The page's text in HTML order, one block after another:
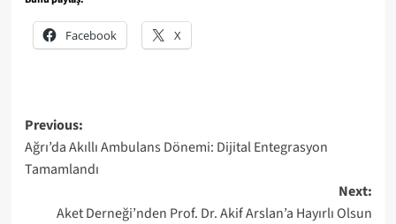
Facebook X
Post
navigation
Previous:
Ağrı’da Akıllı Ambulans Dönemi: Dijital Entegrasyon
Tamamlandı
Next:
Aket Derneği’nden Prof. Dr. Akif Arslan’a Hayırlı Olsun